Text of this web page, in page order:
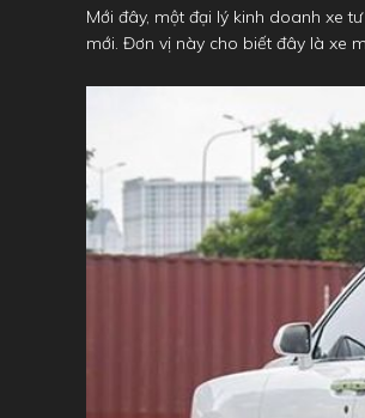
Mới đây, một đại lý kinh doanh xe
mới. Đơn vị này cho biết đây là xe